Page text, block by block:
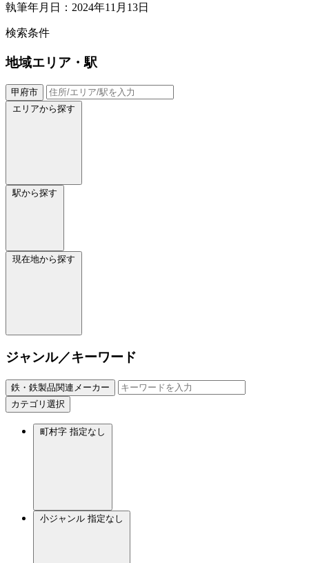
執筆年月日：2024年11月13日
検索条件
地域エリア・駅
甲府市
エリアから探す
駅から探す
現在地から探す
ジャンル／キーワード
鉄・鉄製品関連メーカー
カテゴリ選択
町村字 指定なし
小ジャンル 指定なし